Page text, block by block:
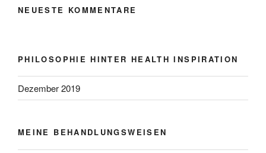
NEUESTE KOMMENTARE
PHILOSOPHIE HINTER HEALTH INSPIRATION
Dezember 2019
MEINE BEHANDLUNGSWEISEN